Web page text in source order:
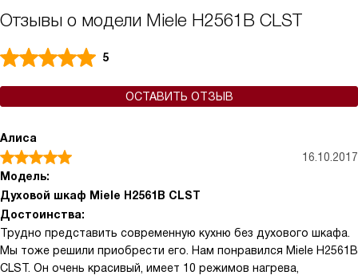
Отзывы о модели Miele H2561B CLST
5
ОСТАВИТЬ ОТЗЫВ
Алиса
16.10.2017
Модель:
Духовой шкаф Miele H2561B CLST
Достоинства:
Трудно представить современную кухню без духового шкафа.
Мы тоже решили приобрести его. Нам понравился Miele H2561B
CLST. Он очень красивый, имеет 10 режимов нагрева,